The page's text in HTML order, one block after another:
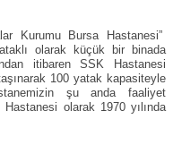
Kurumu Bursa Hastanesi”
olarak küçük bir binada
itibaren SSK Hastanesi
100 yatak kapasiteyle
şu anda faaliyet
olarak 1970 yılında